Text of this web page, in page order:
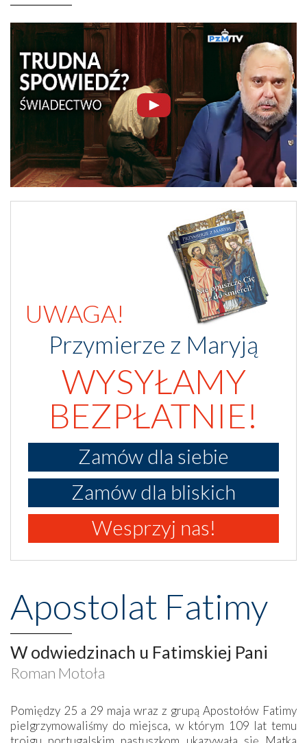
UWAGA!
Przymierze z Maryją
WYSYŁAMY
BEZPŁATNIE!
Zamów dla siebie
Zamów dla bliskich
Wesprzyj nas!
Apostolat Fatimy
W odwiedzinach u Fatimskiej Pani
Roman Motoła
Pomiędzy 25 a 29 maja wraz z grupą Apostołów Fatimy
pielgrzymowaliśmy do miejsca, w którym 109 lat temu